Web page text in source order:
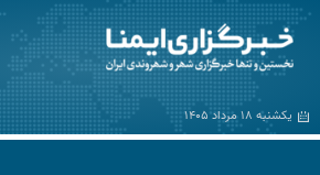
یکشنبه ۱۸ مرداد ۱۴۰۵